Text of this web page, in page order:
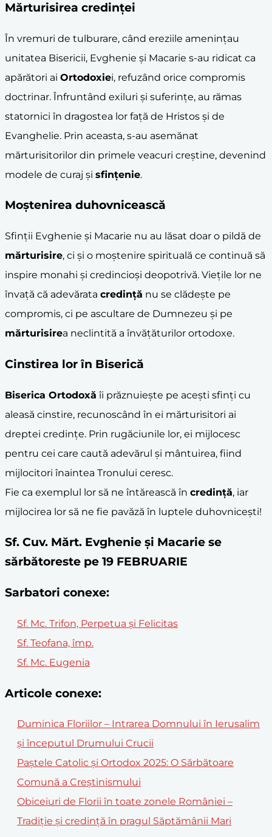
Mărturisirea credinței
În vremuri de tulburare, când ereziile amenințau
unitatea Bisericii, Evghenie și Macarie s-au ridicat ca
apărători ai Ortodoxiei, refuzând orice compromis
doctrinar. Înfruntând exiluri și suferințe, au rămas
statornici în dragostea lor față de Hristos și de
Evanghelie. Prin aceasta, s-au asemănat
mărturisitorilor din primele veacuri creștine, devenind
modele de curaj și sfințenie.
Moștenirea duhovnicească
Sfinții Evghenie și Macarie nu au lăsat doar o pildă de
mărturisire, ci și o moștenire spirituală ce continuă să
inspire monahi și credincioși deopotrivă. Viețile lor ne
învață că adevărata credință nu se clădește pe
compromis, ci pe ascultare de Dumnezeu și pe
mărturisirea neclintită a învățăturilor ortodoxe.
Cinstirea lor în Biserică
Biserica Ortodoxă îi prăznuiește pe acești sfinți cu
aleasă cinstire, recunoscând în ei mărturisitori ai
dreptei credințe. Prin rugăciunile lor, ei mijlocesc
pentru cei care caută adevărul și mântuirea, fiind
mijlocitori înaintea Tronului ceresc.
Fie ca exemplul lor să ne întărească în credință, iar
mijlocirea lor să ne fie pavăză în luptele duhovnicești!
Sf. Cuv. Mărt. Evghenie şi Macarie se
sărbătoreste pe 19 FEBRUARIE
Sarbatori conexe:
Sf. Mc. Trifon, Perpetua şi Felicitas
Sf. Teofana, împ.
Sf. Mc. Eugenia
Articole conexe:
Duminica Floriilor – Intrarea Domnului în Ierusalim
și începutul Drumului Crucii
Paștele Catolic și Ortodox 2025: O Sărbătoare
Comună a Creștinismului
Obiceiuri de Florii în toate zonele României –
Tradiție și credință în pragul Săptămânii Mari